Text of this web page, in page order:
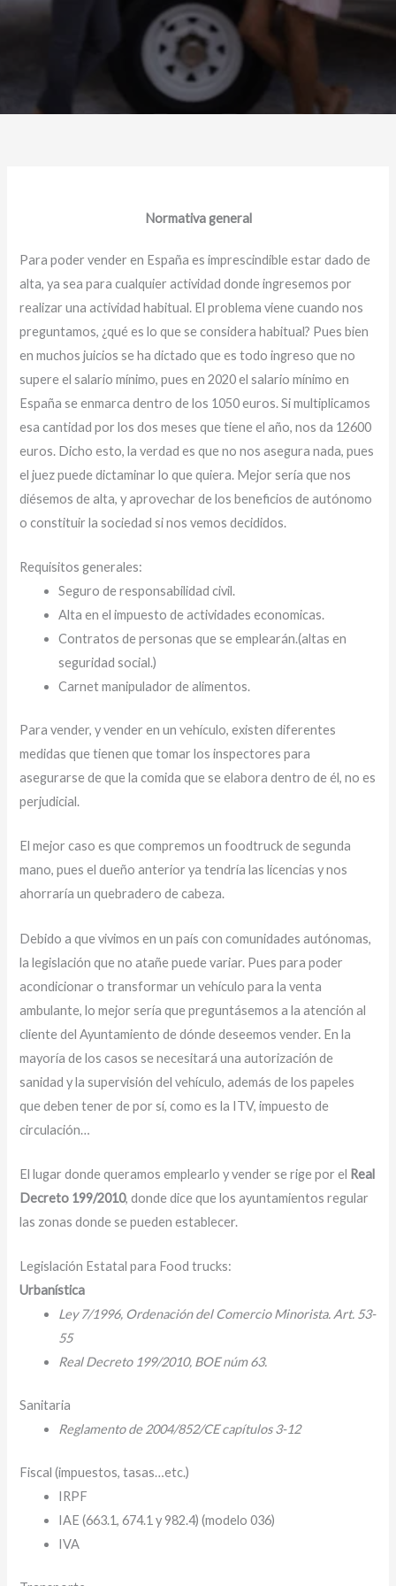
Normativa general
Para poder vender en España es imprescindible estar dado de
alta, ya sea para cualquier actividad donde ingresemos por
realizar una actividad habitual. El problema viene cuando nos
preguntamos, ¿qué es lo que se considera habitual? Pues bien
en muchos juicios se ha dictado que es todo ingreso que no
supere el salario mínimo, pues en 2020 el salario mínimo en
España se enmarca dentro de los 1050 euros. Si multiplicamos
esa cantidad por los dos meses que tiene el año, nos da 12600
euros. Dicho esto, la verdad es que no nos asegura nada, pues
el juez puede dictaminar lo que quiera. Mejor sería que nos
diésemos de alta, y aprovechar de los beneficios de autónomo
o constituir la sociedad si nos vemos decididos.
Requisitos generales:
Seguro de responsabilidad civil.
Alta en el impuesto de actividades economicas.
Contratos de personas que se emplearán.(altas en
seguridad social.)
Carnet manipulador de alimentos.
Para vender, y vender en un vehículo, existen diferentes
medidas que tienen que tomar los inspectores para
asegurarse de que la comida que se elabora dentro de él, no es
perjudicial.
El mejor caso es que compremos un foodtruck de segunda
mano, pues el dueño anterior ya tendría las licencias y nos
ahorraría un quebradero de cabeza.
Debido a que vivimos en un país con comunidades autónomas,
la legislación que no atañe puede variar. Pues para poder
acondicionar o transformar un vehículo para la venta
ambulante, lo mejor sería que preguntásemos a la atención al
cliente del Ayuntamiento de dónde deseemos vender. En la
mayoría de los casos se necesitará una autorización de
sanidad y la supervisión del vehículo, además de los papeles
que deben tener de por sí, como es la ITV, impuesto de
circulación…
El lugar donde queramos emplearlo y vender se rige por el Real
Decreto 199/2010, donde dice que los ayuntamientos regular
las zonas donde se pueden establecer.
Legislación Estatal para Food trucks:
Urbanística
Ley 7/1996, Ordenación del Comercio Minorista. Art. 53-
55
Real Decreto 199/2010, BOE núm 63.
Sanitaria
Reglamento de 2004/852/CE capítulos 3-12
Fiscal (impuestos, tasas…etc.)
IRPF
IAE (663.1, 674.1 y 982.4) (modelo 036)
IVA